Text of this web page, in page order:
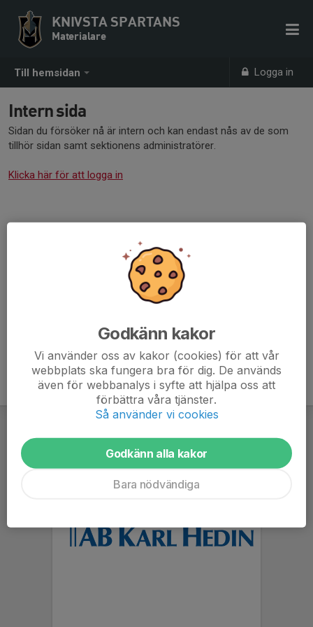
Till hemsidan Logga in
KNIVSTA SPARTANS
Materialare
Intern sida
Sidan du försöker nå är intern och kan endast nås av de som
tillhör sidan samt sektionens administratörer.
Klicka här för att logga in
Godkänn kakor
Vi använder oss av kakor (cookies) för att vår
webbplats ska fungera bra för dig. De används
även för webbanalys i syfte att hjälpa oss att
förbättra våra tjänster.
Så använder vi cookies
Godkänn alla kakor
Bara nödvändiga